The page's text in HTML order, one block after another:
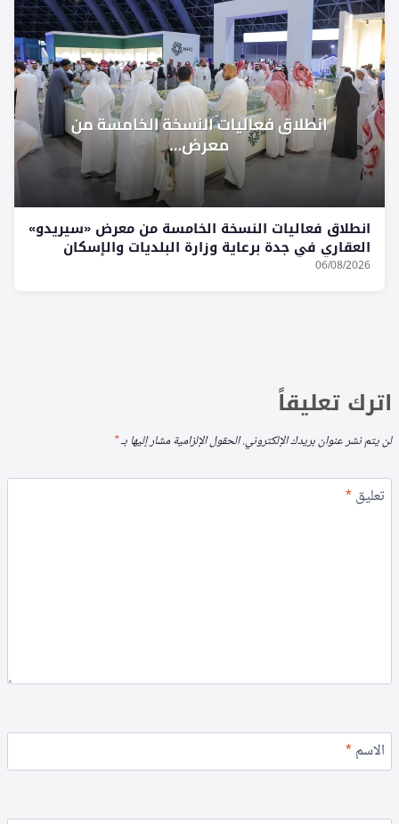
انطلاق فعاليات النسخة الخامسة من معرض «سيريدو»
العقاري في جدة برعاية وزارة البلديات والإسكان
06/08/2026
اترك تعليقاً
لن يتم نشر عنوان بريدك الإلكتروني.الحقول الإلزامية مشار إليها بـ*
تعليق*
الاسم*